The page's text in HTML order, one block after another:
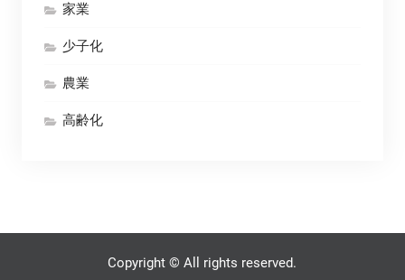
家業
少子化
農業
高齢化
Copyright © All rights reserved.